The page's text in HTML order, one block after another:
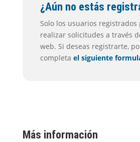
¿Aún no estás
Solo los usuarios registrados
realizar solicitudes a través
web. Si deseas registrarte,
completa el siguiente
Más información